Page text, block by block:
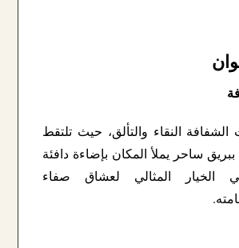
النقاء والتألق، حيث تلتقط
ساحر يملأ المكان بإضاءة دافئة
الخيار المثالي لعشاق صفاء